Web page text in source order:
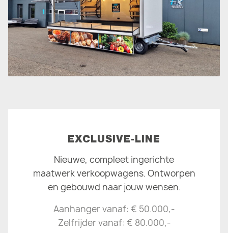
EXCLUSIVE-LINE
Nieuwe, compleet ingerichte
maatwerk verkoopwagens. Ontworpen
en gebouwd naar jouw wensen.
Aanhanger vanaf: € 50.000,-
Zelfrijder vanaf: € 80.000,-